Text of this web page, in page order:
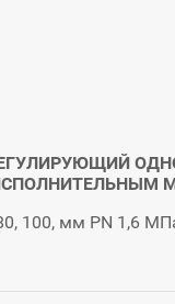
100, мм РN 1,6